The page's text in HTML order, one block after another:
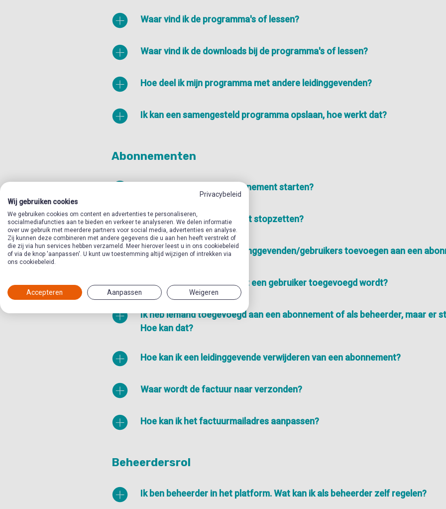
Waar vind ik de programma's of lessen?
Waar vind ik de downloads bij de programma's of lessen?
Hoe deel ik mijn programma met andere leidinggevenden?
Ik kan een samengesteld programma opslaan, hoe werkt dat?
Abonnementen
Hoe kan ik een nieuw abonnement starten?
Hoe kan ik een abonnement stopzetten?
Hoe kan ik een nieuwe leidinggevenden/gebruikers toevoegen aan een
Hoe lang duurt het voordat een gebruiker toegevoegd wordt?
Ik heb iemand toegevoegd aan een abonnement of als beheerder, maar er
Hoe kan dat?
Hoe kan ik een leidinggevende verwijderen van een abonnement?
Waar wordt de factuur naar verzonden?
Hoe kan ik het factuurmailadres aanpassen?
Beheerdersrol
Ik ben beheerder in het platform. Wat kan ik als beheerder zelf regelen?
Privacybeleid
Wij gebruiken cookies
We gebruiken cookies om content en advertenties te personaliseren,
socialmediafuncties aan te bieden en verkeer te analyseren. We delen informatie
over uw gebruik met meerdere partners voor social media, advertenties en analyse.
Zij kunnen deze combineren met andere gegevens die u aan hen heeft verstrekt of
die zij via hun services hebben verzameld. Meer hierover leest u in ons cookiebeleid
of via de knop 'aanpassen'. U kunt uw toestemming altijd wijzigen of intrekken via
ons cookiebeleid.
Accepteren Aanpassen Weigeren